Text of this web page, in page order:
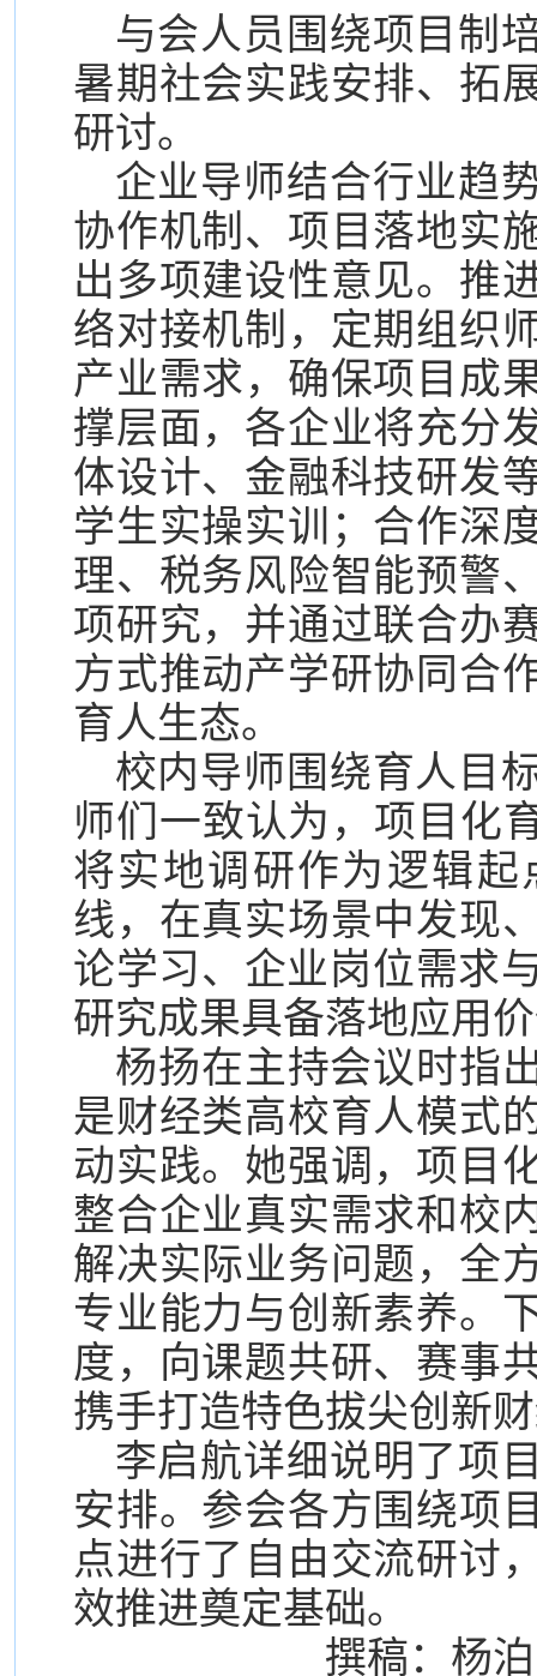
与会人员围绕项目制
暑期社会实践安排、拓
研讨。
企业导师结合行业趋
协作机制、项目落地实
出多项建设性意见。推
络对接机制，定期组织
产业需求，确保项目成
撑层面，各企业将充分
体设计、金融科技研发
学生实操实训；合作深
理、税务风险智能预警
项研究，并通过联合办
方式推动产学研协同合
育人生态。
校内导师围绕育人目
师们一致认为，项目化
将实地调研作为逻辑
线， 在真实场景中发现
论学习、企业岗位需求
研究成果具备落地应用
杨扬在主持会议时指
是财经类高校育人模式
动实践。她强调，项目
整合企业真实需求和校
解决实际业务问题，全
专业能力与创新素养。
度，向课题共研、赛事
携手打造特色拔尖创新
李启航详细说明了项
安排。参会各方围绕项
点进行了自由交流研讨
效推进奠定基础。
撰稿：杨